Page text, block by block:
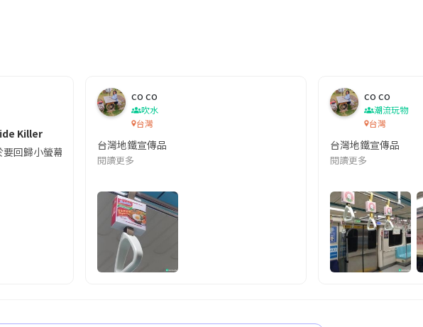
Killer
回歸小螢幕啦!這次的劇本改編自同名網絡漫畫,故事主軸圍繞女主角柳寶娜 —— 表面上是一
co co
吹水
台灣
台灣地鐵宣傳品
閱讀更多
co co
潮流玩物
台灣
台灣地鐵宣傳品
閱讀更多